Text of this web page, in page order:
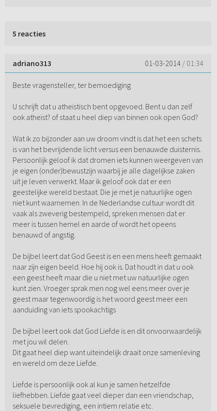
5 reacties
adriano313 01-03-2014 / 01:34
Beste vragensteller, ter bemoediging
U schrijft dat u atheïstisch bent opgevoed. Bent u dan zelf
ook atheïst? of staat u heel diep van binnen ook open God?
Wat ik zo bijzonder aan uw droom vindt is dat het een schets
is van het bevrijdende licht versus een benauwde duisternis.
Persoonlijk geloof ik dat dromen iets kunnen weergeven van
je eigen (onder)bewustzijn waarbij je alle dagelijkse zaken
uit je leven verwerkt. Maar ik geloof ook dat er een
geestelijke wereld bestaat. Die je met je natuurlijke ogen
niet kunt waarnemen. In de Nederlandse cultuur wordt dit
vaak als zweverig bestempeld, spreken mensen dat er
meer is tussen hemel en aarde of wordt het opeens
benauwd of angstig.
De bijbel leert dat God Geest is en een mens heeft gemaakt
naar zijn eigen beeld. Hoe hij ook is. Dat houdt in dat u ook
een geest heeft maar die u niet met uw natuurlijke ogen
kunt zien. Vroeger sprak men nog wel eens meer over je
geest maar tegenwoordig is het woord geest meer een
aanduiding van iets spookachtigs
De bijbel leert ook dat God Liefde is en dit onvoorwaardelijk
met jou wil delen.
Dit gaat heel diep want uiteindelijk draait onze samenleving
en wereld om deze Liefde.
Liefde is persoonlijk ook al kun je samen hetzelfde
liefhebben. Liefde gaat veel dieper dan een vriendschap,
seksuele bevrediging, een intiem relatie etc.